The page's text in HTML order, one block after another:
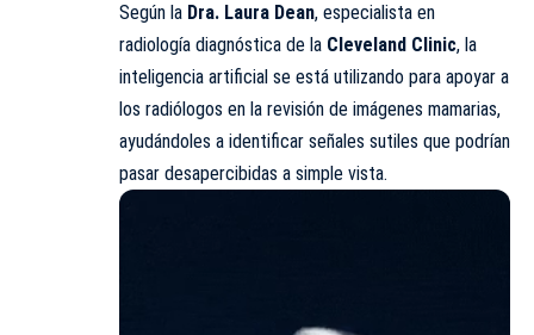
Según la Dra. Laura Dean, especialista en
radiología diagnóstica de la Cleveland Clinic, la
inteligencia artificial se está utilizando para apoyar a
los radiólogos en la revisión de imágenes mamarias,
ayudándoles a identificar señales sutiles que podrían
pasar desapercibidas a simple vista.